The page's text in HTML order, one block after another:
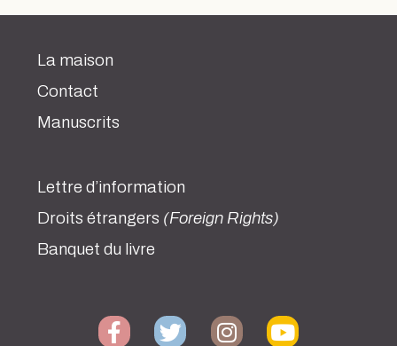
La maison
Contact
Manuscrits
Lettre d’information
Droits étrangers (Foreign Rights)
Banquet du livre